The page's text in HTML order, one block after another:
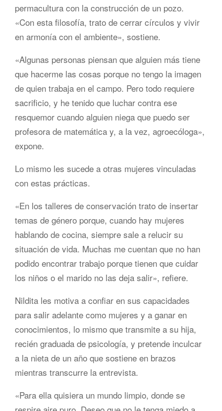
permacultura con la construcción de un pozo.
«Con esta filosofía, trato de cerrar círculos y vivir
en armonía con el ambiente», sostiene.
«Algunas personas piensan que alguien más tiene
que hacerme las cosas porque no tengo la imagen
de quien trabaja en el campo. Pero todo requiere
sacrificio, y he tenido que luchar contra ese
resquemor cuando alguien niega que puedo ser
profesora de matemática y, a la vez, agroecóloga»,
expone.
Lo mismo les sucede a otras mujeres vinculadas
con estas prácticas.
«En los talleres de conservación trato de insertar
temas de género porque, cuando hay mujeres
hablando de cocina, siempre sale a relucir su
situación de vida. Muchas me cuentan que no han
podido encontrar trabajo porque tienen que cuidar
los niños o el marido no las deja salir», refiere.
Nildita les motiva a confiar en sus capacidades
para salir adelante como mujeres y a ganar en
conocimientos, lo mismo que transmite a su hija,
recién graduada de psicología, y pretende inculcar
a la nieta de un año que sostiene en brazos
mientras transcurre la entrevista.
«Para ella quisiera un mundo limpio, donde se